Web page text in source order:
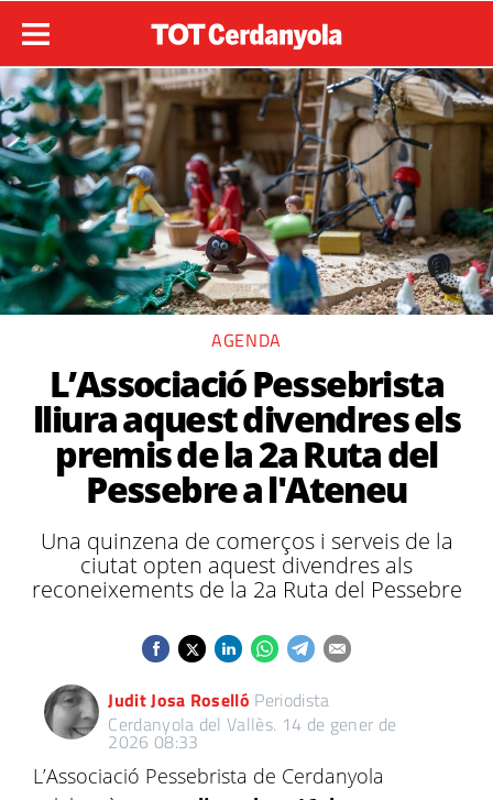
AGENDA
L’Associació Pessebrista
lliura aquest divendres els
premis de la 2a Ruta del
Pessebre a l'Ateneu
Una quinzena de comerços i serveis de la
ciutat opten aquest divendres als
reconeixements de la 2a Ruta del Pessebre
Judit Josa Roselló Periodista
Cerdanyola del Vallès. 14 de gener de
2026 08:33
L’Associació Pessebrista de Cerdanyola